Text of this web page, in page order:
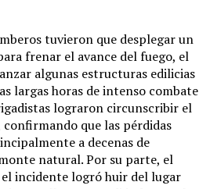
tuvieron que desplegar un
frenar el avance del fuego, el
algunas estructuras edilicias
largas horas de intenso combate
lograron circunscribir el
que las pérdidas
a decenas de
natural. Por su parte, el
incidente logró huir del lugar